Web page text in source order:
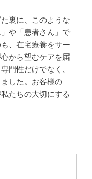
裏に、このような
や「患者さん」で
、在宅療養をサー
から望むケアを届
門性だけでなく、
した。お客様の
たちの大切にする